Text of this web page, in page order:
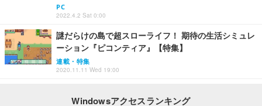
PC
2022.4.2 Sat 0:00
謎だらけの島で超スローライフ！ 期待の生活シミュレ
ーション『ピコンティア』【特集】
連載・特集
2020.11.11 Wed 19:00
Windowsアクセスランキング